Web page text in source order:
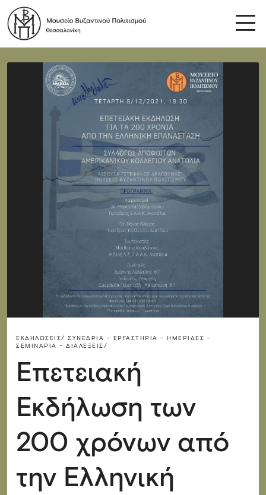
ΕΚΔΗΛΏΣΕΙΣ/ ΣΥΝΈΔΡΙΑ – ΕΡΓΑΣΤΉΡΙΑ - ΗΜΕΡΊΔΕΣ -
ΣΕΜΙΝΆΡΙΑ - ΔΙΑΛΈΞΕΙΣ/
Επετειακή
Εκδήλωση των
200 χρόνων από
την Ελληνική